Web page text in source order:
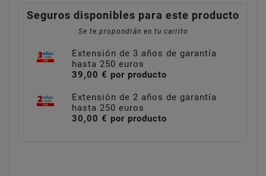
Seguros disponibles para este producto
Se te propondrán en tu carrito
Extensión de 3 años de garantía
hasta 250 euros
39,00 € por producto
Extensión de 2 años de garantía
hasta 250 euros
30,00 € por producto